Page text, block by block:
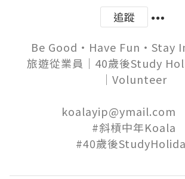
追蹤
Be Good‧Have Fun‧Stay
旅遊從業員│40歲後Study
│Volunteer
#斜槓中年Koala